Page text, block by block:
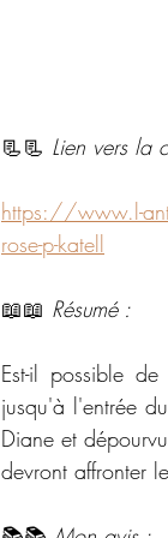
📃📃 Lien vers la
https://www.l-
rose-p-katell
📖📖 Résumé :
Est-il possible
jusqu'à l'entrée
Diane et
devront affronter